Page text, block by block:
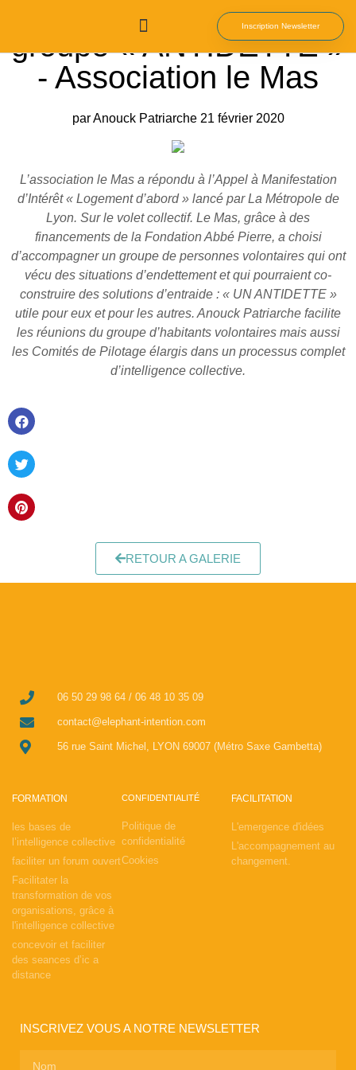
Inscription Newsletter
Accompagnement du
groupe « ANTIDETTE »
- Association le Mas
par Anouck Patriarche 21 février 2020
L’association le Mas a répondu à l’Appel à Manifestation
d’Intérêt « Logement d’abord » lancé par La Métropole de
Lyon. Sur le volet collectif. Le Mas, grâce à des
financements de la Fondation Abbé Pierre, a choisi
d’accompagner un groupe de personnes volontaires qui ont
vécu des situations d’endettement et qui pourraient co-
construire des solutions d’entraide : « UN ANTIDETTE »
utile pour eux et pour les autres. Anouck Patriarche facilite
les réunions du groupe d’habitants volontaires mais aussi
les Comités de Pilotage élargis dans un processus complet
d’intelligence collective.
RETOUR A GALERIE
06 50 29 98 64 / 06 48 10 35 09
contact@elephant-intention.com
56 rue Saint Michel, LYON 69007 (Métro Saxe Gambetta)
FORMATION
les bases de
l’intelligence collective
faciliter un forum ouvert
Facilitater la
transformation de vos
organisations, grâce à
l'intelligence collective
concevoir et faciliter
des seances d’ic a
distance
CONFIDENTIALITÉ
Politique de
confidentialité
Cookies
FACILITATION
L'emergence d'idées
L'accompagnement au
changement.
INSCRIVEZ VOUS A NOTRE NEWSLETTER